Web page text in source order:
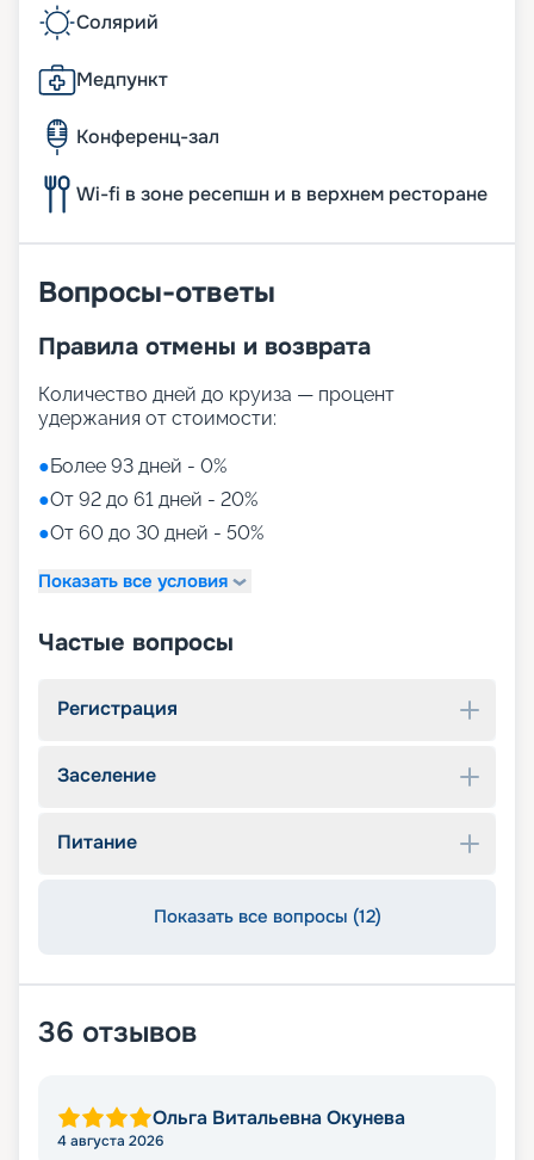
Солярий
Медпункт
Конференц-зал
Wi-fi в зоне ресепшн и в верхнем ресторане
Вопросы-ответы
Правила отмены и возврата
Количество дней до круиза — процент
удержания от стоимости:
●Более 93 дней - 0%
●От 92 до 61 дней - 20%
●От 60 до 30 дней - 50%
Показать все условия
Частые вопросы
Регистрация
Заселение
Питание
Показать все вопросы (12)
36 отзывов
Ольга Витальевна Окунева
4 августа 2026